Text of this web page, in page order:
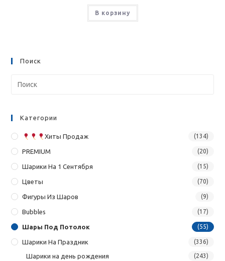
В корзину
Поиск
Категории
Хиты Продаж (134)
PREMIUM (20)
Шарики На 1 Сентября (15)
Цветы (70)
Фигуры Из Шаров (9)
Bubbles (17)
Шары Под Потолок (55)
Шарики На Праздник (336)
Шарики на день рождения (243)